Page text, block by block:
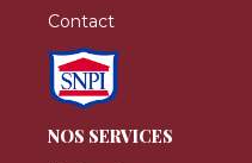
Contact
NOS SERVICES